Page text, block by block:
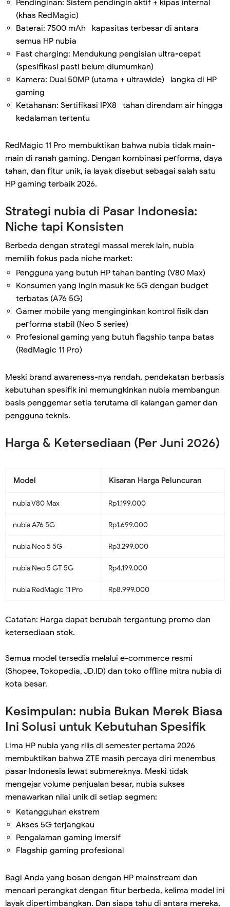
Pendinginan: Sistem pendingin aktif + kipas internal
(khas RedMagic)
Baterai: 7500 mAh kapasitas terbesar di antara
semua HP nubia
Fast charging: Mendukung pengisian ultra-cepat
(spesifikasi pasti belum diumumkan)
Kamera: Dual 50MP (utama + ultrawide) langka di HP
gaming
Ketahanan: Sertifikasi IPX8 tahan direndam air hingga
kedalaman tertentu
RedMagic 11 Pro membuktikan bahwa nubia tidak main-
main di ranah gaming. Dengan kombinasi performa, daya
tahan, dan fitur unik, ia layak disebut sebagai salah satu
HP gaming terbaik 2026.
Strategi nubia di Pasar Indonesia:
Niche tapi Konsisten
Berbeda dengan strategi massal merek lain, nubia
memilih fokus pada niche market:
Pengguna yang butuh HP tahan banting (V80 Max)
Konsumen yang ingin masuk ke 5G dengan budget
terbatas (A76 5G)
Gamer mobile yang menginginkan kontrol fisik dan
performa stabil (Neo 5 series)
Profesional gaming yang butuh flagship tanpa batas
(RedMagic 11 Pro)
Meski brand awareness-nya rendah, pendekatan berbasis
kebutuhan spesifik ini memungkinkan nubia membangun
basis penggemar setia terutama di kalangan gamer dan
pengguna teknis.
Harga & Ketersediaan (Per Juni 2026)
Model Kisaran Harga Peluncuran
nubia V80 Max Rp1.199.000
nubia A76 5G Rp1.699.000
nubia Neo 5 5G Rp3.299.000
nubia Neo 5 GT 5G Rp4.199.000
nubia RedMagic 11 Pro Rp8.999.000
Catatan: Harga dapat berubah tergantung promo dan
ketersediaan stok.
Semua model tersedia melalui e-commerce resmi
(Shopee, Tokopedia, JD.ID) dan toko offline mitra nubia di
kota besar.
Kesimpulan: nubia Bukan Merek Biasa
Ini Solusi untuk Kebutuhan Spesifik
Lima HP nubia yang rilis di semester pertama 2026
membuktikan bahwa ZTE masih percaya diri menembus
pasar Indonesia lewat submereknya. Meski tidak
mengejar volume penjualan besar, nubia sukses
menawarkan nilai unik di setiap segmen:
Ketangguhan ekstrem
Akses 5G terjangkau
Pengalaman gaming imersif
Flagship gaming profesional
Bagi Anda yang bosan dengan HP mainstream dan
mencari perangkat dengan fitur berbeda, kelima model ini
layak dipertimbangkan. Dan siapa tahu di antara mereka,